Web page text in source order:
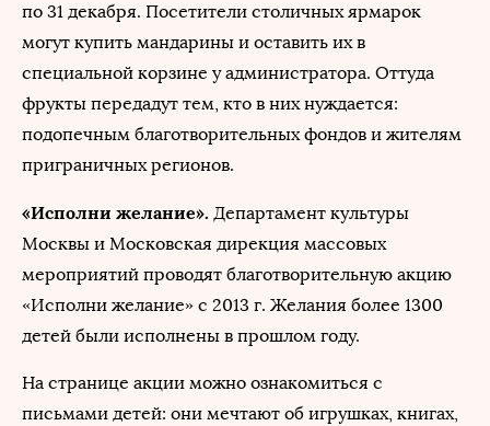
по 31 декабря. Посетители столичных ярмарок
могут купить мандарины и оставить их в
специальной корзине у администратора. Оттуда
фрукты передадут тем, кто в них нуждается:
подопечным благотворительных фондов и жителям
приграничных регионов.
«Исполни желание». Департамент культуры
Москвы и Московская дирекция массовых
мероприятий проводят благотворительную акцию
«Исполни желание» с 2013 г. Желания более 1300
детей были исполнены в прошлом году.
На странице акции можно ознакомиться с
письмами детей: они мечтают об игрушках, книгах,